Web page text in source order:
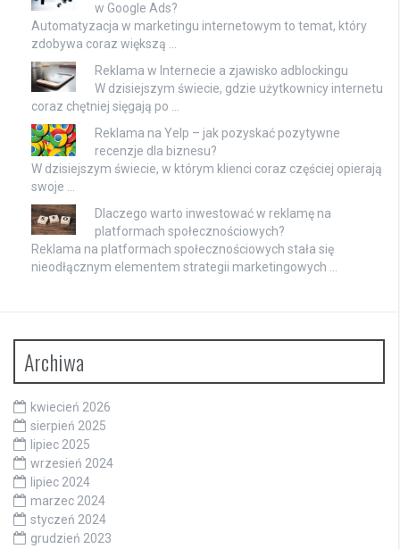
w Google Ads?
Automatyzacja w marketingu internetowym to temat, który
zdobywa coraz większą …
Reklama w Internecie a zjawisko adblockingu
W dzisiejszym świecie, gdzie użytkownicy internetu
coraz chętniej sięgają po …
Reklama na Yelp – jak pozyskać pozytywne
recenzje dla biznesu?
W dzisiejszym świecie, w którym klienci coraz częściej opierają
swoje …
Dlaczego warto inwestować w reklamę na
platformach społecznościowych?
Reklama na platformach społecznościowych stała się
nieodłącznym elementem strategii marketingowych …
Archiwa
kwiecień 2026
sierpień 2025
lipiec 2025
wrzesień 2024
lipiec 2024
marzec 2024
styczeń 2024
grudzień 2023